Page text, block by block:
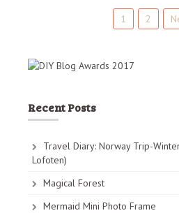
o
t
s
n
a
v
1 2
Recent Posts
Travel Diary: Norway Trip-
Lofoten)
Magical Forest
Mermaid Mini Photo Frame